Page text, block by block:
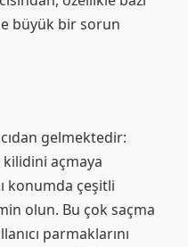
büyük bir sorun
gelmektedir:
açmaya
konumda çeşitli
olun. Bu çok saçma
parmaklarını